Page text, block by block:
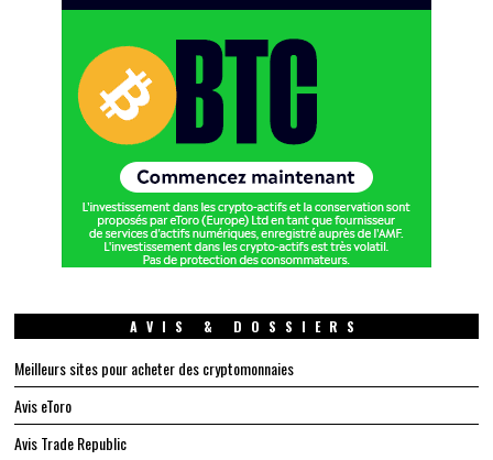
AVIS & DOSSIERS
Meilleurs sites pour acheter des cryptomonnaies
Avis eToro
Avis Trade Republic